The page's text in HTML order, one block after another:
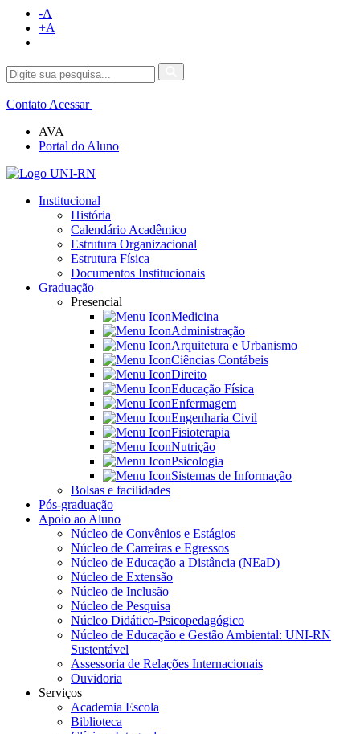
-A
+A
Contato Acessar
AVA
Portal do Aluno
Institucional
História
Calendário Acadêmico
Estrutura Organizacional
Estrutura Física
Documentos Institucionais
Graduação
Presencial
Medicina
Administração
Arquitetura e Urbanismo
Ciências Contábeis
Direito
Educação Física
Enfermagem
Engenharia Civil
Fisioterapia
Nutrição
Psicologia
Sistemas de Informação
Bolsas e facilidades
Pós-graduação
Apoio ao Aluno
Núcleo de Convênios e Estágios
Núcleo de Carreiras e Egressos
Núcleo de Educação a Distância (NEaD)
Núcleo de Extensão
Núcleo de Inclusão
Núcleo de Pesquisa
Núcleo Didático-Psicopedagógico
Núcleo de Educação e Gestão Ambiental: UNI-RN
Sustentável
Assessoria de Relações Internacionais
Ouvidoria
Serviços
Academia Escola
Biblioteca